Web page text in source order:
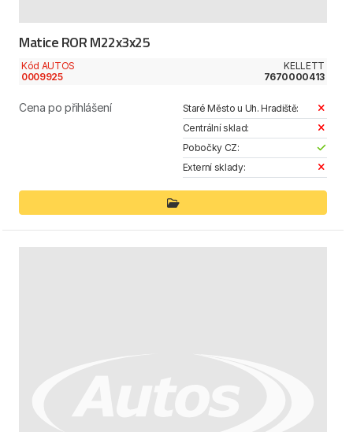
Matice ROR M22x3x25
Kód AUTOS
0009925
KELLETT
7670000413
Cena po přihlášení
Staré Město u Uh. Hradiště:
Centrální sklad:
Pobočky CZ:
Externí sklady: